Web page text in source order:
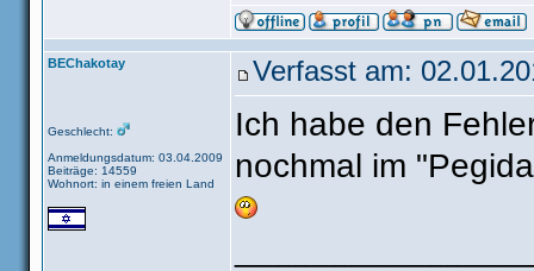
BEChakotay
Geschlecht:
Anmeldungsdatum: 03.04.2009
Beiträge: 14559
Wohnort: in einem freien Land
Verfasst am:
Ich habe den
nochmal im